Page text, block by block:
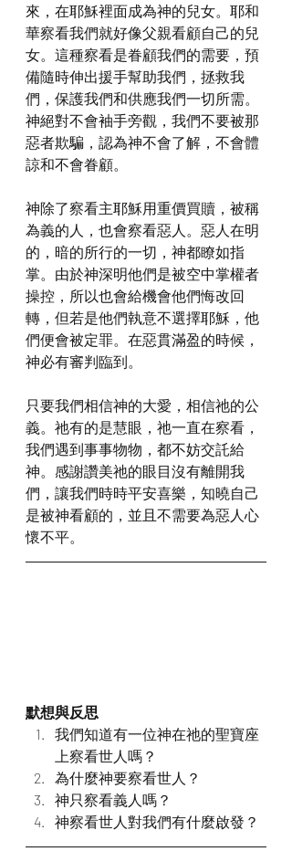
來，在耶穌裡面成為神的兒女。耶和
華察看我們就好像父親看顧自己的兒
女。這種察看是眷顧我們的需要，預
備隨時伸出援手幫助我們，拯救我
們，保護我們和供應我們一切所需。
神絕對不會袖手旁觀，我們不要被那
惡者欺騙，認為神不會了解，不會體
諒和不會眷顧。
神除了察看主耶穌用重價買贖，被稱
為義的人，也會察看惡人。惡人在明
的，暗的所行的一切，神都瞭如指
掌。由於神深明他們是被空中掌權者
操控，所以也會給機會他們悔改回
轉，但若是他們執意不選擇耶穌，他
們便會被定罪。在惡貫滿盈的時候，
神必有審判臨到。
只要我們相信神的大愛，相信祂的公
義。祂有的是慧眼，祂一直在察看，
我們遇到事事物物，都不妨交託給
神。感謝讚美祂的眼目沒有離開我
們，讓我們時時平安喜樂，知曉自己
是被神看顧的，並且不需要為惡人心
懷不平。
默想與反思
我們知道有一位神在祂的聖寶座
上察看世人嗎？
為什麼神要察看世人？
神只察看義人嗎？
神察看世人對我們有什麼啟發？